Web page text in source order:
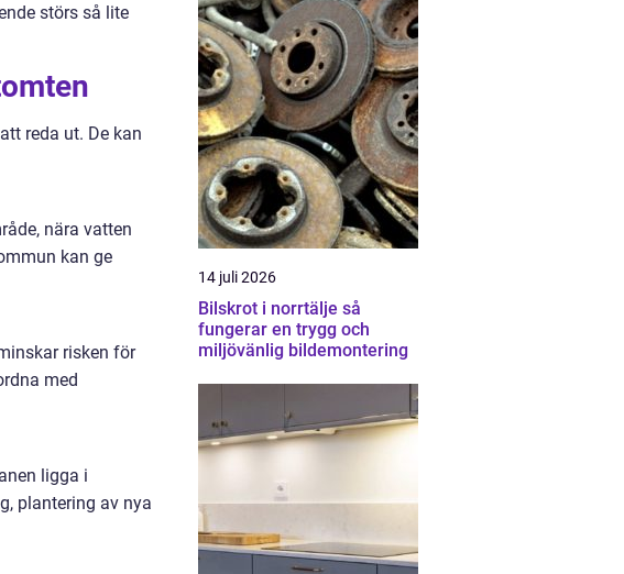
störs så lite
reda ut. De kan
nära vatten
kan ge
risken för
med
ligga i
plantering av nya
14 juli 2026
Bilskrot i norrtälje så
fungerar en trygg och
miljövänlig bildemontering